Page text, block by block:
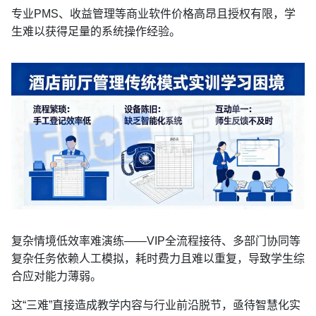
专业PMS、收益管理等商业软件价格高昂且授权有限，学
生难以获得足量的系统操作经验。
复杂情境低效率难演练——VIP全流程接待、多部门协同等
复杂任务依赖人工模拟，耗时费力且难以重复，导致学生综
合应对能力薄弱。
这“三难”直接造成教学内容与行业前沿脱节，亟待智慧化实